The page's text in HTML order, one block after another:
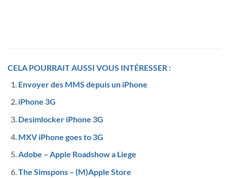
CELA POURRAIT AUSSI VOUS INTÉRESSER :
Envoyer des MMS depuis un iPhone
iPhone 3G
Desimlocker iPhone 3G
MXV iPhone goes to 3G
Adobe – Apple Roadshow a Liege
The Simspons – (M)Apple Store